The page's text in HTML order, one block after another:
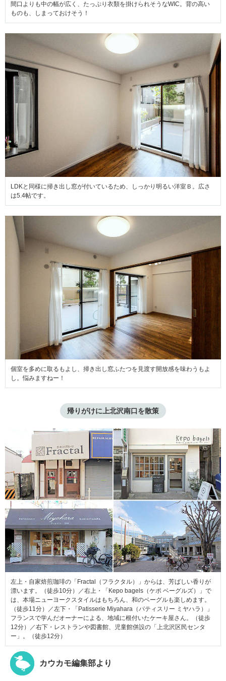
間口よりも中の幅が広く、たっぷり衣類を掛けられそうなWIC。背の高い
ものも、しまっておけそう！
LDKと同様に掃き出し窓が付いているため、しっかり明るい洋室Ｂ。広さ
は5.4帖です。
個室を多めに取るもよし、掃き出し窓ふたつを見渡す開放感を味わうもよ
し。悩みますねー！
帰りがけに上北沢南口を散策
左上・自家焙煎珈琲の「Fractal（フラクタル）」からは、芳ばしい香りが
漂います。（徒歩10分）／右上・「Kepo bagels（ケポ ベーグルズ）」で
は、本場ニューヨークスタイルはもちろん、和のベーグルも楽しめます。
（徒歩11分）／左下・「Patisserie Miyahara（パティスリー ミヤハラ）」
フランスで学んだオーナーによる、地域に根付いたケーキ屋さん。（徒歩
12分）／右下・レストランや図書館、児童館併設の「上北沢区民センタ
ー」。（徒歩12分）
カウカモ編集部より